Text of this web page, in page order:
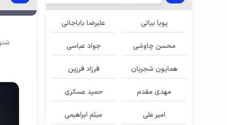
پویا بیاتی علیرضا باباجانی
محسن چاوشی جواد عباسی
همایون شجریان فرزاد فرزین
مهدی مقدم حمید عسکری
امیر علی میثم ابراهیمی